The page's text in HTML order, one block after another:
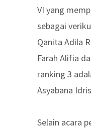
VI yang
sebagai
Qanita Adila
Farah Alifia
ranking 3
Asyabana
Selain acara